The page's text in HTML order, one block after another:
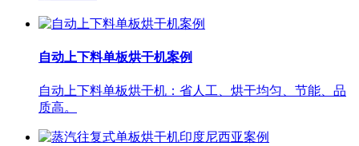
自动上下料单板烘干机案例
自动上下料单板烘干机：省人工、烘干均匀、节能、品
质高。